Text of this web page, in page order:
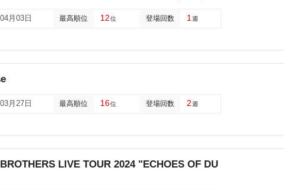
月03日 最高順位 12位 登場回数 1 週
月27日 最高順位 16位 登場回数 2週
LIVE TOUR 2024 "ECHOES OF DU